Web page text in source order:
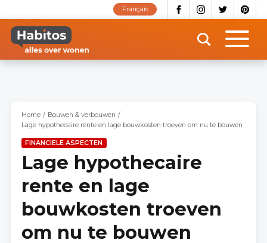
naar
inhoud
gaan
Français
Home
Bouwen & verbouwen
Lage hypothecaire rente en lage bouwkosten troeven om nu te bouwen
FINANCIELE ASPECTEN
Lage hypothecaire
rente en lage
bouwkosten troeven
om nu te bouwen